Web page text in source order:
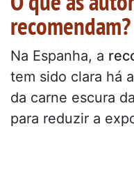
recomendam?
Na Espanha, a
tem sido clara há
da carne escura
para reduzir a